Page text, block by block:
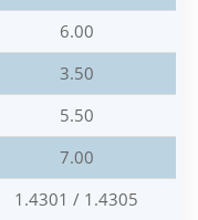
6.00
3.50
5.50
7.00
1.4301 / 1.4305